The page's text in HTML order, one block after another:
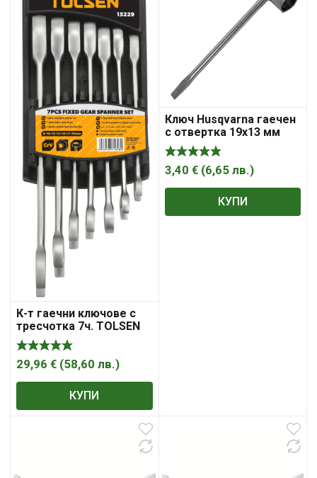
К-т гаечни ключове с
тресчотка 7ч. TOLSEN
29,96 € (58,60 лв.)
КУПИ
Ключ Husqvarna гаечен
с отвертка 19х13 мм
3,40 € (6,65 лв.)
КУПИ